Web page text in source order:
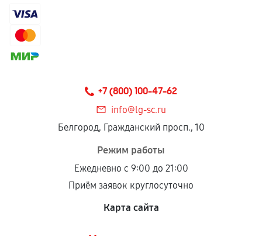
+7 (800) 100-47-62
info@lg-sc.ru
Белгород, Гражданский просп., 10
Режим работы
Ежедневно с 9:00 до 21:00
Приём заявок круглосуточно
Карта сайта